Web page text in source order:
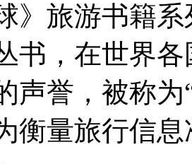
》旅游书籍
书，在世界
声誉，被称为
衡量旅行信